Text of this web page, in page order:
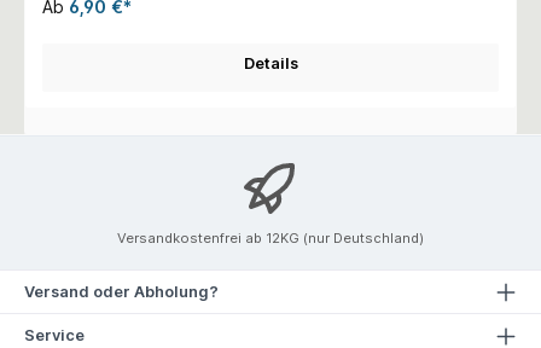
Ab 6,90 €*
Details
Versandkostenfrei ab 12KG (nur Deutschland)
Versand oder Abholung?
Service